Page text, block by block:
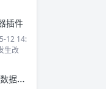
插件
12 14:
生改
ACCESS双击记录弹出窗体数据的方法